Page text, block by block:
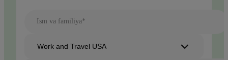
Ism va familiya*
Work and Travel USA